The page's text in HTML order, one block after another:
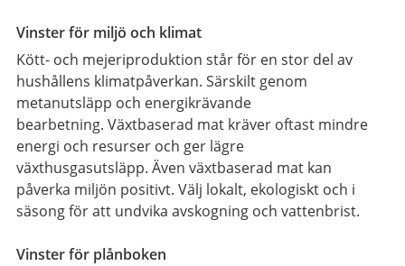
Vinster för miljö och klimat
Kött- och mejeriproduktion står för en stor del av
hushållens klimatpåverkan. Särskilt genom
metanutsläpp och energikrävande
bearbetning. Växtbaserad mat kräver oftast mindre
energi och resurser och ger lägre
växthusgasutsläpp. Även växtbaserad mat kan
påverka miljön positivt. Välj lokalt, ekologiskt och i
säsong för att undvika avskogning och vattenbrist.
Vinster för plånboken